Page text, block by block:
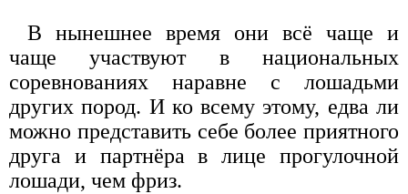
В нынешнее время они всё чаще и
чаще участвуют в национальных
соревнованиях наравне с лошадьми
других пород. И ко всему этому, едва ли
можно представить себе более приятного
друга и партнёра в лице прогулочной
лошади, чем фриз.